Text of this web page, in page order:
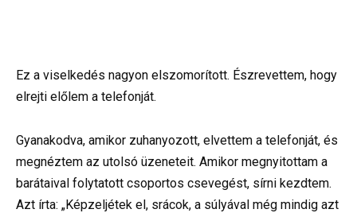
Ez a viselkedés nagyon elszomorított. Észrevettem, hogy
elrejti előlem a telefonját.
Gyanakodva, amikor zuhanyozott, elvettem a telefonját, és
megnéztem az utolsó üzeneteit. Amikor megnyitottam a
barátaival folytatott csoportos csevegést, sírni kezdtem.
Azt írta: „Képzeljétek el, srácok, a súlyával még mindig azt